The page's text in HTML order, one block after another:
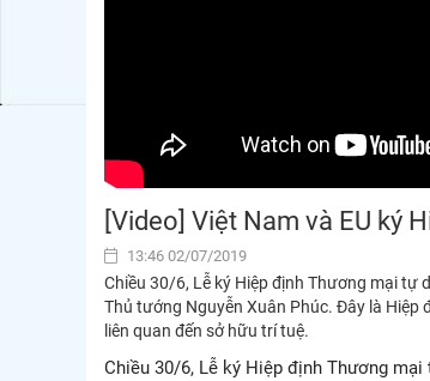
[Video] Việt Nam và EU ký
13:46 02/07/2019
Chiều 30/6, Lễ ký Hiệp định Thương mại tự
Thủ tướng Nguyễn Xuân Phúc. Đây là
liên quan đến sở hữu trí tuệ.
Chiều 30/6, Lễ ký Hiệp định Thương